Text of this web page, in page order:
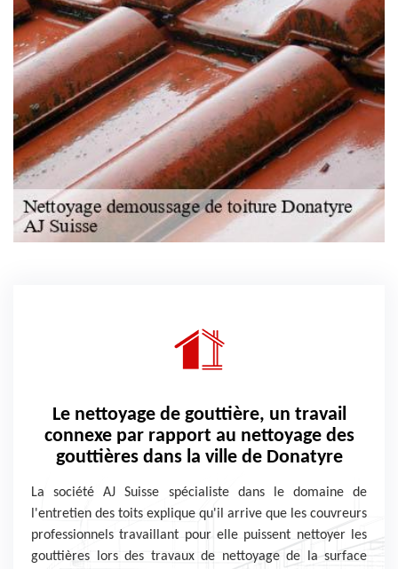
Le nettoyage de gouttière, un travail
connexe par rapport au nettoyage des
gouttières dans la ville de Donatyre
La société AJ Suisse spécialiste dans le domaine de
l'entretien des toits explique qu'il arrive que les couvreurs
professionnels travaillant pour elle puissent nettoyer les
gouttières lors des travaux de nettoyage de la surface